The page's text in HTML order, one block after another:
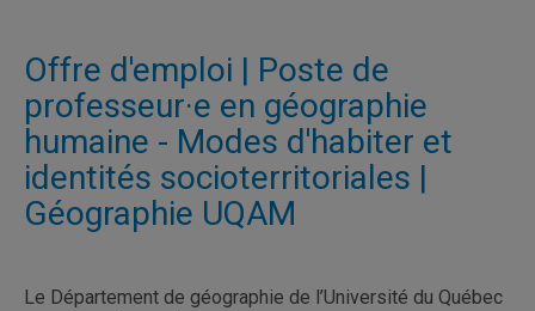
Offre d'emploi | Poste de
professeur·e en géographie
humaine - Modes d'habiter et
identités socioterritoriales |
Géographie UQAM
Le Département de géographie de l’Université du Québec